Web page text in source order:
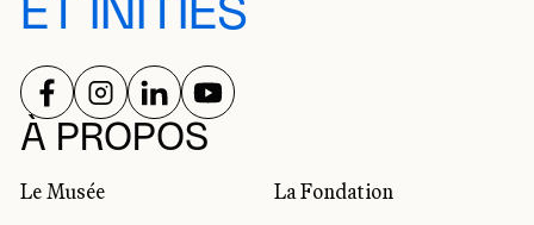
ET INITIÉS
À PROPOS
Le Musée
La Fondation
RÉSEAUX SOCIAUX
SUIVEZ-NOUS SUR
SUIVEZ-NOUS SUR
SUIVEZ-NOUS SUR
SUIVEZ-NOUS SUR